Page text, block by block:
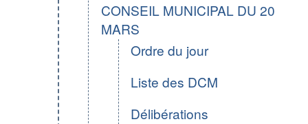
CONSEIL MUNICIPAL DU 20
MARS
Ordre du jour
Liste des DCM
Délibérations